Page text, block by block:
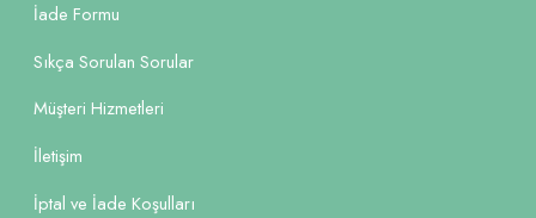
İade Formu
Sıkça Sorulan Sorular
Müşteri Hizmetleri
İletişim
İptal ve İade Koşulları